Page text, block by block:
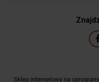
Sklep internetowy na